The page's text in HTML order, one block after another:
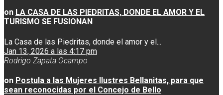
on LA CASA DE LAS PIEDRITAS, DONDE EL AMOR Y EL
TURISMO SE FUSIONAN
La Casa de las Piedritas, donde el amor y el...
Jan 13, 2026 a las 4:17 pm
Rodrigo Zapata Ocampo
on Postula a las Mujeres Ilustres Bellanitas, para que
sean reconocidas por el Concejo de Bello